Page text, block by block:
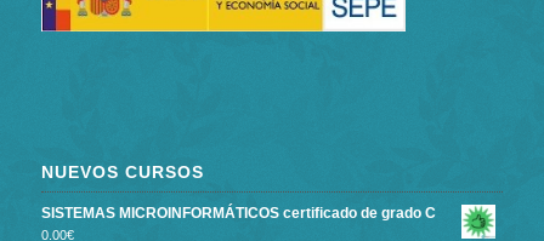
NUEVOS CURSOS
SISTEMAS MICROINFORMÁTICOS certificado de grado C
0.00€